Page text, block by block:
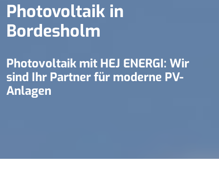
Photovoltaik in
Bordesholm
Photovoltaik mit HEJ ENERGI: Wir
sind Ihr Partner für moderne PV-
Anlagen